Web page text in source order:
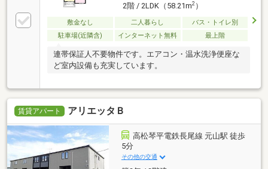
2階 / 2LDK（58.21m2）
敷金なし 二人暮らし
バス・トイレ別
駐車場(近隣含)
インターネット無料 最上階
連帯保証人不要物件です。エアコン・温水洗浄便座な
ど室内設備も充実しています。
賃貸アパート アリエッタＢ
高松琴平電鉄長尾線 元山駅 徒歩
5分
その他の交通